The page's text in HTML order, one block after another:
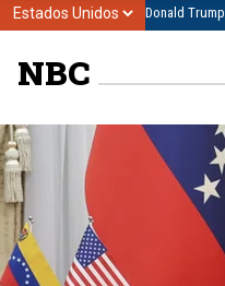
Donald Trump
NBC